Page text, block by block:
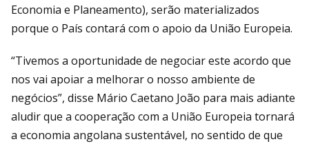
Economia e Planeamento), serão materializados
porque o País contará com o apoio da União Europeia.
“Tivemos a oportunidade de negociar este acordo que
nos vai apoiar a melhorar o nosso ambiente de
negócios”, disse Mário Caetano João para mais adiante
aludir que a cooperação com a União Europeia tornará
a economia angolana sustentável, no sentido de que